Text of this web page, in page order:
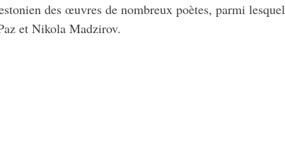
des œuvres de nombreux poètes, parmi
et Nikola Madzirov.